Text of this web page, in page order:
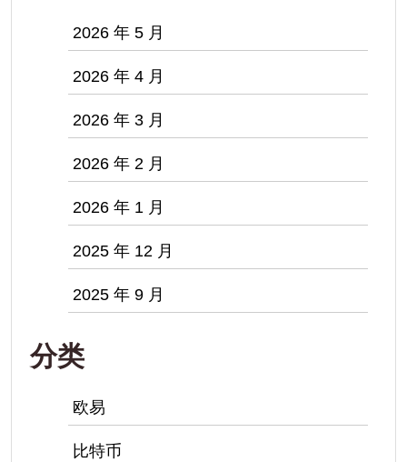
2026 年 5 月
2026 年 4 月
2026 年 3 月
2026 年 2 月
2026 年 1 月
2025 年 12 月
2025 年 9 月
分类
欧易
比特币